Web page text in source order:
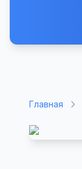
Главная